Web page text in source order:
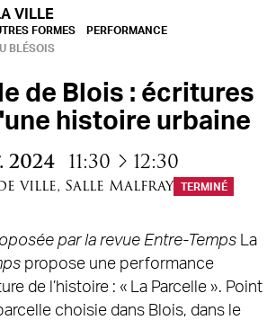
VILLE
FORMES
PERFORMANCE
BLÉSOIS
de Blois : écritures
histoire urbaine
2024 11:30 à12:30
ville, Salle Malfray TERMINÉ
par la revue Entre-TempsLa
propose une performance
de l’histoire : « La Parcelle ». Point
choisie dans Blois, dans le